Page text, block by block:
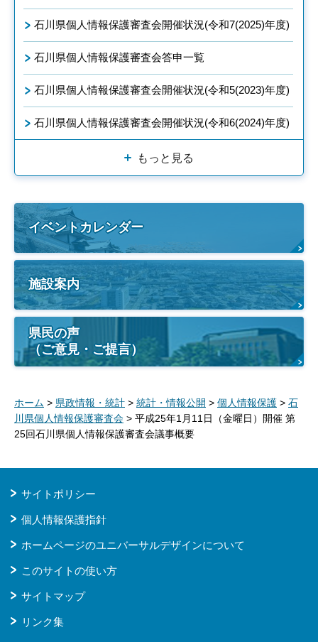
石川県個人情報保護審査会開催状況(令和7(2025)年度)
石川県個人情報保護審査会答申一覧
石川県個人情報保護審査会開催状況(令和5(2023)年度)
石川県個人情報保護審査会開催状況(令和6(2024)年度)
もっと見る
イベントカレンダー
施設案内
県民の声
（ご意見・ご提言）
ホーム > 県政情報・統計 > 統計・情報公開 > 個人情報保護 > 石
川県個人情報保護審査会 > 平成25年1月11日（金曜日）開催 第
25回石川県個人情報保護審査会議事概要
サイトポリシー
個人情報保護指針
ホームページのユニバーサルデザインについて
このサイトの使い方
サイトマップ
リンク集